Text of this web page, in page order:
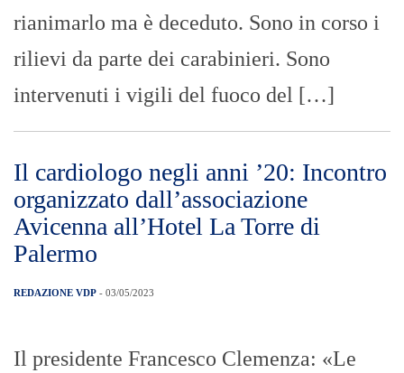
rianimarlo ma è deceduto. Sono in corso i
rilievi da parte dei carabinieri. Sono
intervenuti i vigili del fuoco del […]
Il cardiologo negli anni ’20: Incontro
organizzato dall’associazione
Avicenna all’Hotel La Torre di
Palermo
REDAZIONE VDP - 03/05/2023
Il presidente Francesco Clemenza: «Le